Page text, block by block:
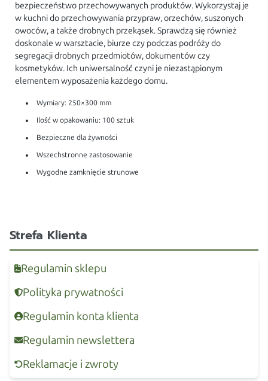
bezpieczeństwo przechowywanych produktów. Wykorzystaj je
w kuchni do przechowywania przypraw, orzechów, suszonych
owoców, a także drobnych przekąsek. Sprawdzą się również
doskonale w warsztacie, biurze czy podczas podróży do
segregacji drobnych przedmiotów, dokumentów czy
kosmetyków. Ich uniwersalność czyni je niezastąpionym
elementem wyposażenia każdego domu.
Wymiary: 250×300 mm
Ilość w opakowaniu: 100 sztuk
Bezpieczne dla żywności
Wszechstronne zastosowanie
Wygodne zamknięcie strunowe
Strefa Klienta
Regulamin sklepu
Polityka prywatności
Regulamin konta klienta
Regulamin newslettera
Reklamacje i zwroty